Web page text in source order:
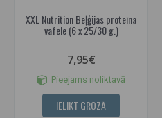
XXL Nutrition Beļģijas proteīna
vafele (6 x 25/30 g.)
7,95€
Pieejams noliktavā
IELIKT GROZĀ